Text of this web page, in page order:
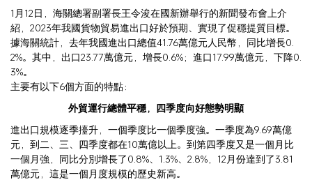
1月12日，海關總署副署長王令浚在國新辦舉行的新聞發布會上介
紹，2023年我國貨物貿易進出口好於預期、實現了促穩提質目標。
據海關統計，去年我國進出口總值41.76萬億元人民幣，同比增長0.
2%。其中，出口23.77萬億元，增長0.6%；進口17.99萬億元，下降0.
3%。
主要有以下6個方面的特點：
外貿運行總體平穩，四季度向好態勢明顯
進出口規模逐季擡升，一個季度比一個季度強。一季度為9.69萬億
元，到二、三、四季度都在10萬億以上。到第四季度又是一個月比
一個月強，同比分別增長了0.8%、1.3%、2.8%，12月份達到了3.81
萬億元，這是一個月度規模的歷史新高。